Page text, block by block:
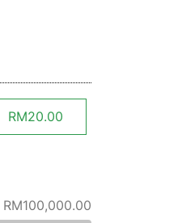
RM20.00
RM100,000.00